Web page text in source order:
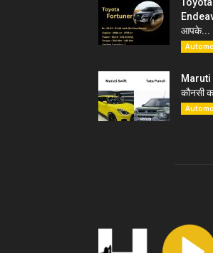
आपके...
Maruti
कौनसी